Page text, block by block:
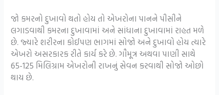
જો કમરનો દુખાવો થતો હોય તો એખરોના પાનને પીસીને
લગાડવાથી કમરના દુખાવામાં અને સાંધાના દુખાવામાં રાહત મળે
છે. જ્યારે શરીરના કોઈપણ ભાગમાં સોજો અને દુખાવો હોય ત્યારે
એખરો અસરકારક રીતે કાર્ય કરે છે. ગૌમૂત્ર અથવા પાણી સાથે
65-125 મિલિગ્રામ એખરોની રાખનું સેવન કરવાથી સોજો ઓછો
થાય છે.